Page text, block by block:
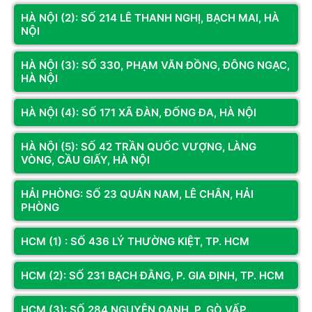
Thiết kế hiện đại tinh tế cho mọi không gian
Không chỉ mạnh mẽ về thông số, chiếc màn hình này còn sở
hữu ngôn ngữ thiết kế vô cùng thời thượng với phần viền siêu
mỏng ở 3 cạnh. Thiết kế tràn viền này giúp góc máy của bạn
HÀ NỘI (2): SỐ 214 LÊ THANH NGHỊ, BẠCH MAI, HÀ
NỘI
HÀ NỘI (3): SỐ 330, PHẠM VĂN ĐỒNG, ĐÔNG NGẠC,
HÀ NỘI
HÀ NỘI (4): SỐ 171 XÃ ĐÀN, ĐỐNG ĐA, HÀ NỘI
HÀ NỘI (5): SỐ 42 TRẦN QUỐC VƯỢNG, LÀNG
VÒNG, CẦU GIẤY, HÀ NỘI
HẢI PHÒNG: SỐ 23 QUÁN NAM, LÊ CHÂN, HẢI
PHÒNG
HCM (1) : SỐ 436 LÝ THƯỜNG KIỆT, TP. HCM
HCM (2): SỐ 231 BẠCH ĐẰNG, P. GIA ĐỊNH, TP. HCM
HCM (3): SỐ 284 NGUYỄN OANH, P. GÒ VẤP,